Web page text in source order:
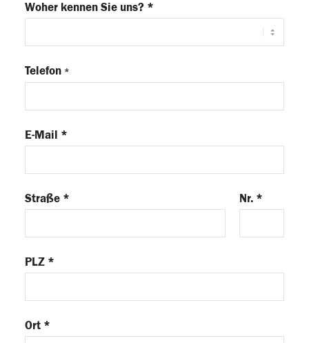
Woher kennen Sie uns? *
Telefon *
E-Mail *
Straße * Nr. *
PLZ *
Ort *